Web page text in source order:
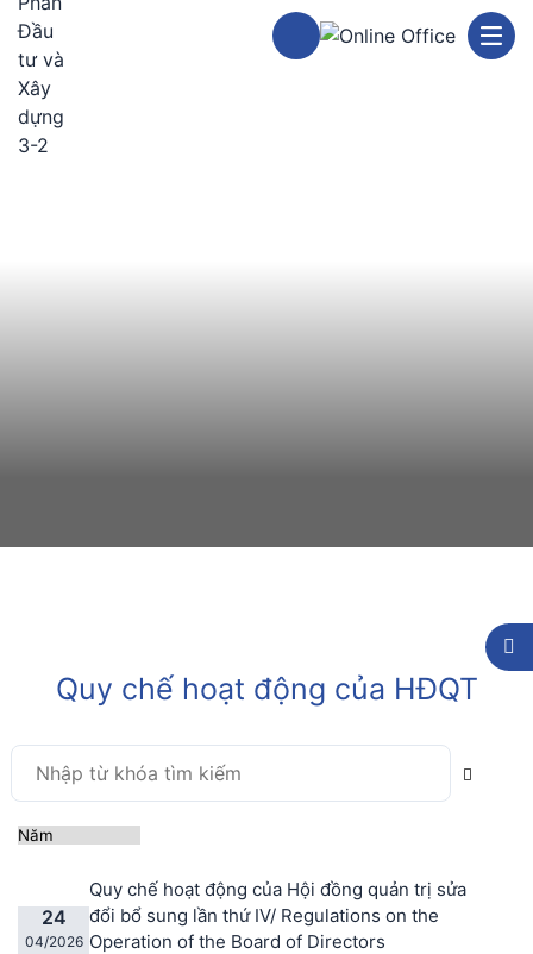
Quy chế hoạt động của HĐQT
24
04/2026
Quy chế hoạt động của Hội đồng quản trị sửa
đổi bổ sung lần thứ IV/ Regulations on the
Operation of the Board of Directors